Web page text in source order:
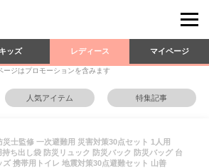
キッズ レディース マイページ
ージはプロモーションを含みます
人気アイテム 特集記事
士監修 一次避難用 災害対策30点セット 1人用
ち出し袋 防災リュック 防災バック 防災バッグ 台
ズ 携帯用トイレ 地震対策30点避難セット 山善